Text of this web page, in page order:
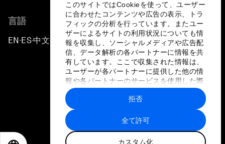
このサイトではCookieを使って、ユーザー
に合わせたコンテンツや広告の表示、トラ
フィックの分析を行っています。またユー
ザーによるサイトの利用状況についても情
報を収集し、ソーシャルメディアや広告配
信、データ解析の各パートナーに情報を共
有しています。ここで収集された情報は、
ユーザーが各パートナーに提供した他の情
報や各パートナーのサービスを使用した際
に収集された情報と組み合わされ、各パー
トナーによって使用されることがありま
す。
全て許可
カスタム化
拒否
言語
EN ▪ES▪中文▪ 日本語
プライバシーポリシーと利用規約
サイトマップ